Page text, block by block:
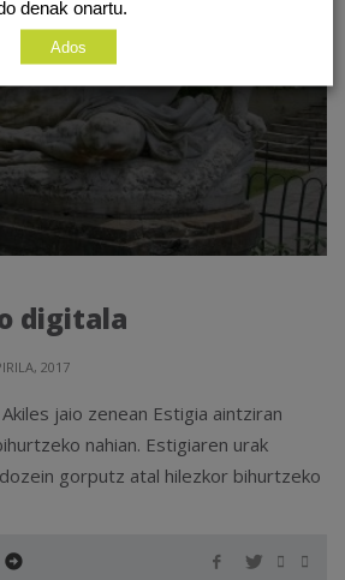
digitala
2017
jaio zenean Estigia aintziran
nahian. Estigiaren urak
gorputz atal hilezkor bihurtzeko
denak onartu.
Ados